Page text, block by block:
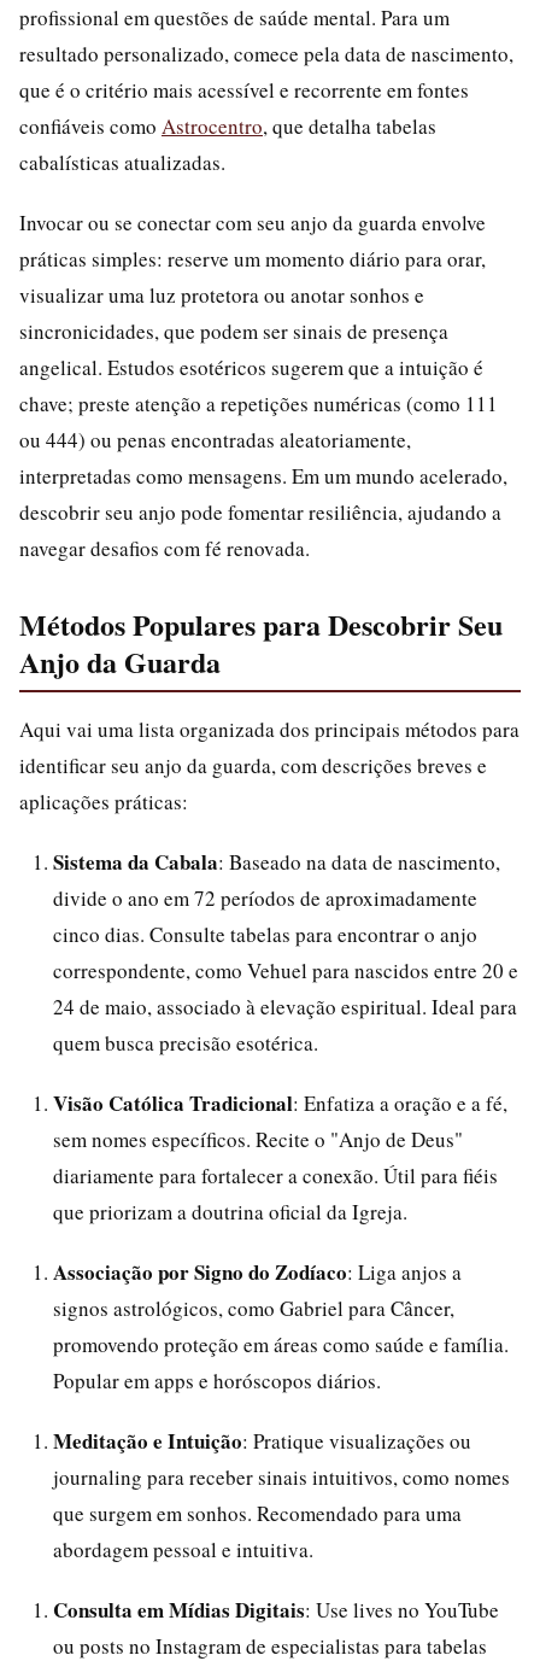
profissional em questões de saúde mental. Para um
resultado personalizado, comece pela data de nascimento,
que é o critério mais acessível e recorrente em fontes
confiáveis como Astrocentro, que detalha tabelas
cabalísticas atualizadas.
Invocar ou se conectar com seu anjo da guarda envolve
práticas simples: reserve um momento diário para orar,
visualizar uma luz protetora ou anotar sonhos e
sincronicidades, que podem ser sinais de presença
angelical. Estudos esotéricos sugerem que a intuição é
chave; preste atenção a repetições numéricas (como 111
ou 444) ou penas encontradas aleatoriamente,
interpretadas como mensagens. Em um mundo acelerado,
descobrir seu anjo pode fomentar resiliência, ajudando a
navegar desafios com fé renovada.
Métodos Populares para Descobrir Seu
Anjo da Guarda
Aqui vai uma lista organizada dos principais métodos para
identificar seu anjo da guarda, com descrições breves e
aplicações práticas:
Sistema da Cabala: Baseado na data de nascimento,
divide o ano em 72 períodos de aproximadamente
cinco dias. Consulte tabelas para encontrar o anjo
correspondente, como Vehuel para nascidos entre 20 e
24 de maio, associado à elevação espiritual. Ideal para
quem busca precisão esotérica.
Visão Católica Tradicional: Enfatiza a oração e a fé,
sem nomes específicos. Recite o "Anjo de Deus"
diariamente para fortalecer a conexão. Útil para fiéis
que priorizam a doutrina oficial da Igreja.
Associação por Signo do Zodíaco: Liga anjos a
signos astrológicos, como Gabriel para Câncer,
promovendo proteção em áreas como saúde e família.
Popular em apps e horóscopos diários.
Meditação e Intuição: Pratique visualizações ou
journaling para receber sinais intuitivos, como nomes
que surgem em sonhos. Recomendado para uma
abordagem pessoal e intuitiva.
Consulta em Mídias Digitais: Use lives no YouTube
ou posts no Instagram de especialistas para tabelas